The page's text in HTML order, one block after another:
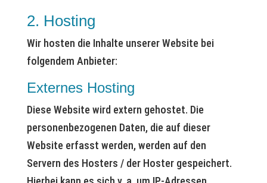
2. Hosting
Wir hosten die Inhalte unserer Website bei
folgendem Anbieter:
Externes Hosting
Diese Website wird extern gehostet. Die
personenbezogenen Daten, die auf dieser
Website erfasst werden, werden auf den
Servern des Hosters / der Hoster gespeichert.